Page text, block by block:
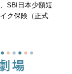
SBI日本少額短
ク保険（正式